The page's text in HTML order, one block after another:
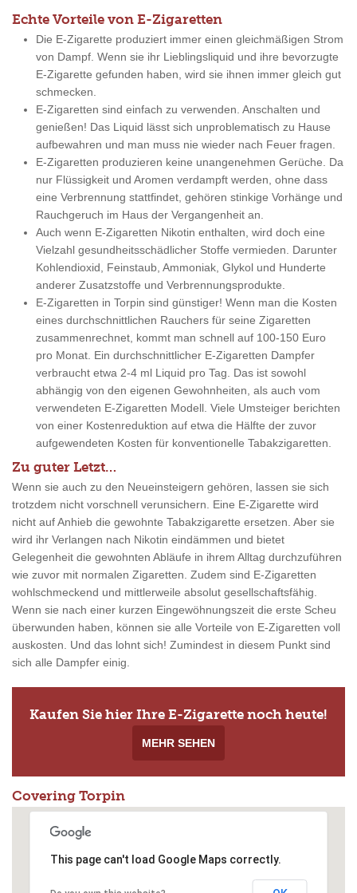
Echte Vorteile von E-Zigaretten
Die E-Zigarette produziert immer einen gleichmäßigen Strom
von Dampf. Wenn sie ihr Lieblingsliquid und ihre bevorzugte
E-Zigarette gefunden haben, wird sie ihnen immer gleich gut
schmecken.
E-Zigaretten sind einfach zu verwenden. Anschalten und
genießen! Das Liquid lässt sich unproblematisch zu Hause
aufbewahren und man muss nie wieder nach Feuer fragen.
E-Zigaretten produzieren keine unangenehmen Gerüche. Da
nur Flüssigkeit und Aromen verdampft werden, ohne dass
eine Verbrennung stattfindet, gehören stinkige Vorhänge und
Rauchgeruch im Haus der Vergangenheit an.
Auch wenn E-Zigaretten Nikotin enthalten, wird doch eine
Vielzahl gesundheitsschädlicher Stoffe vermieden. Darunter
Kohlendioxid, Feinstaub, Ammoniak, Glykol und Hunderte
anderer Zusatzstoffe und Verbrennungsprodukte.
E-Zigaretten in Torpin sind günstiger! Wenn man die Kosten
eines durchschnittlichen Rauchers für seine Zigaretten
zusammenrechnet, kommt man schnell auf 100-150 Euro
pro Monat. Ein durchschnittlicher E-Zigaretten Dampfer
verbraucht etwa 2-4 ml Liquid pro Tag. Das ist sowohl
abhängig von den eigenen Gewohnheiten, als auch vom
verwendeten E-Zigaretten Modell. Viele Umsteiger berichten
von einer Kostenreduktion auf etwa die Hälfte der zuvor
aufgewendeten Kosten für konventionelle Tabakzigaretten.
Zu guter Letzt…
Wenn sie auch zu den Neueinsteigern gehören, lassen sie sich
trotzdem nicht vorschnell verunsichern. Eine E-Zigarette wird
nicht auf Anhieb die gewohnte Tabakzigarette ersetzen. Aber sie
wird ihr Verlangen nach Nikotin eindämmen und bietet
Gelegenheit die gewohnten Abläufe in ihrem Alltag durchzuführen
wie zuvor mit normalen Zigaretten. Zudem sind E-Zigaretten
wohlschmeckend und mittlerweile absolut gesellschaftsfähig.
Wenn sie nach einer kurzen Eingewöhnungszeit die erste Scheu
überwunden haben, können sie alle Vorteile von E-Zigaretten voll
auskosten. Und das lohnt sich! Zumindest in diesem Punkt sind
sich alle Dampfer einig.
Kaufen Sie hier Ihre E-Zigarette noch heute!
MEHR SEHEN
Covering Torpin
This page can't load Google Maps correctly.